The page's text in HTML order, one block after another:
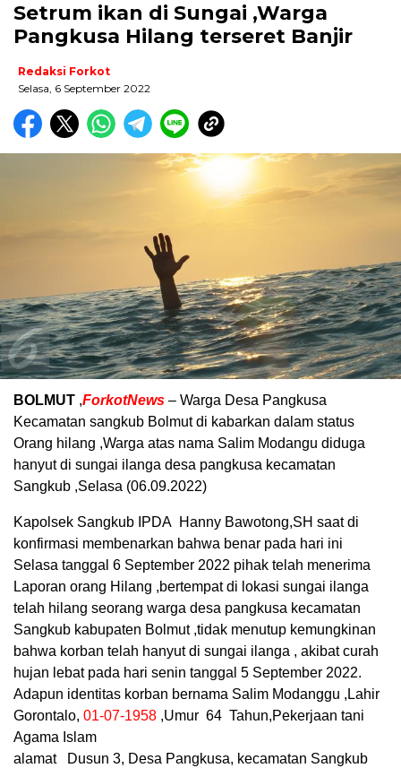
Setrum ikan di Sungai ,Warga
Pangkusa Hilang terseret Banjir
Redaksi Forkot
Selasa, 6 September 2022
BOLMUT ,ForkotNews – Warga Desa Pangkusa
Kecamatan sangkub Bolmut di kabarkan dalam status
Orang hilang ,Warga atas nama Salim Modangu diduga
hanyut di sungai ilanga desa pangkusa kecamatan
Sangkub ,Selasa (06.09.2022)
Kapolsek Sangkub IPDA Hanny Bawotong,SH saat di
konfirmasi membenarkan bahwa benar pada hari ini
Selasa tanggal 6 September 2022 pihak telah menerima
Laporan orang Hilang ,bertempat di lokasi sungai ilanga
telah hilang seorang warga desa pangkusa kecamatan
Sangkub kabupaten Bolmut ,tidak menutup kemungkinan
bahwa korban telah hanyut di sungai ilanga , akibat curah
hujan lebat pada hari senin tanggal 5 September 2022.
Adapun identitas korban bernama Salim Modanggu ,Lahir
Gorontalo, 01-07-1958 ,Umur 64 Tahun,Pekerjaan tani
Agama Islam
alamat Dusun 3, Desa Pangkusa, kecamatan Sangkub